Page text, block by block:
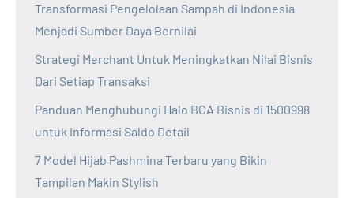
Transformasi Pengelolaan Sampah di Indonesia
Menjadi Sumber Daya Bernilai
Strategi Merchant Untuk Meningkatkan Nilai Bisnis
Dari Setiap Transaksi
Panduan Menghubungi Halo BCA Bisnis di 1500998
untuk Informasi Saldo Detail
7 Model Hijab Pashmina Terbaru yang Bikin
Tampilan Makin Stylish